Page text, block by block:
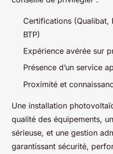
Certifications (Qualibat,
BTP)
Expérience avérée sur
Présence d’un service
Proximité et
Une installation
qualité des équipements,
sérieuse, et une gestion
garantissant sécurité,